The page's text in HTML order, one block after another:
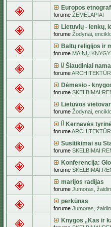
Europos
forume ŽEMĖLAPIAI
Lietuvių - lenkų,
forume Žodynai,
Baltų religijos ir
forume MAINŲ
Šiaudiniai
forume
Dėmesio -
forume
Lietuvos
forume Žodynai,
Kernavės
forume
Susitikimai su
forume
Konferencija:
forume
marijos radijas
forume Jumoras,
perkūnas
forume Jumoras,
Knygos „Kas ir